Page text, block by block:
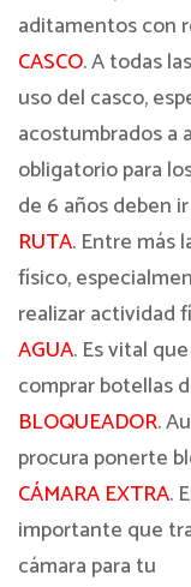
aditamentos con
CASCO. A todas
uso del casco,
acostumbrados a
obligatorio para
de 6 años deben
RUTA. Entre más
físico,
realizar actividad
AGUA. Es vital
comprar botellas
BLOQUEADOR.
procura ponerte
CÁMARA EXTRA.
importante que
cámara para tu